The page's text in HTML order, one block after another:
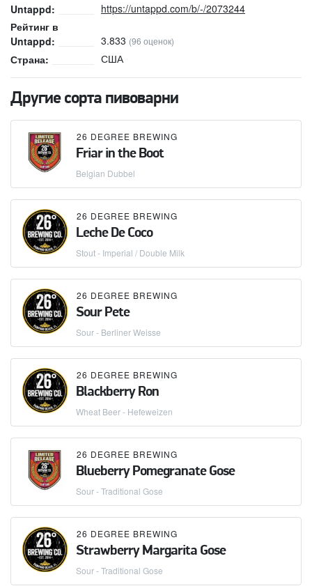
Untappd:
https://untappd.com/b/-/2073244
Рейтинг в
Untappd:
3.833 (96 оценок)
Страна: США
Другие сорта пивоварни
26 DEGREE BREWING
Friar in the Boot
Belgian Dubbel
26 DEGREE BREWING
Leche De Coco
Stout - Imperial / Double Milk
26 DEGREE BREWING
Sour Pete
Sour - Berliner Weisse
26 DEGREE BREWING
Blackberry Ron
Wheat Beer - Hefeweizen
26 DEGREE BREWING
Blueberry Pomegranate Gose
Sour - Traditional Gose
26 DEGREE BREWING
Strawberry Margarita Gose
Sour - Traditional Gose